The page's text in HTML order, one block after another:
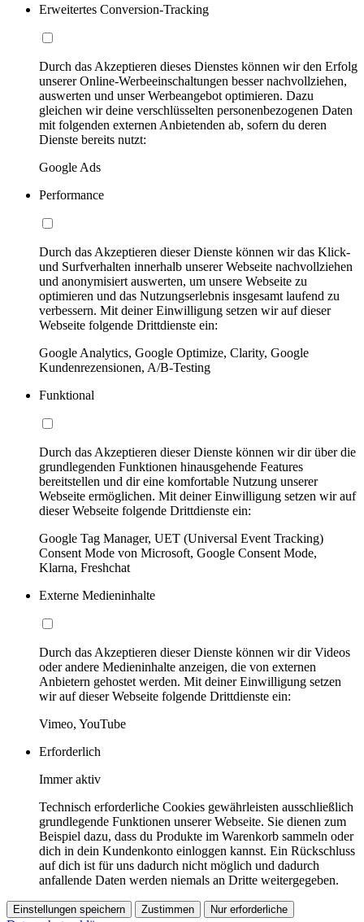
Erweitertes Conversion-Tracking
Durch das Akzeptieren dieses Dienstes können wir den Erfolg
unserer Online-Werbeeinschaltungen besser nachvollziehen,
auswerten und unser Werbeangebot optimieren. Dazu
gleichen wir deine verschlüsselten personenbezogenen Daten
mit folgenden externen Anbietenden ab, sofern du deren
Dienste bereits nutzt:
Google Ads
Performance
Durch das Akzeptieren dieser Dienste können wir das Klick-
und Surfverhalten innerhalb unserer Webseite nachvollziehen
und anonymisiert auswerten, um unsere Webseite zu
optimieren und das Nutzungserlebnis insgesamt laufend zu
verbessern. Mit deiner Einwilligung setzen wir auf dieser
Webseite folgende Drittdienste ein:
Google Analytics, Google Optimize, Clarity, Google
Kundenrezensionen, A/B-Testing
Funktional
Durch das Akzeptieren dieser Dienste können wir dir über die
grundlegenden Funktionen hinausgehende Features
bereitstellen und dir eine komfortable Nutzung unserer
Webseite ermöglichen. Mit deiner Einwilligung setzen wir auf
dieser Webseite folgende Drittdienste ein:
Google Tag Manager, UET (Universal Event Tracking)
Consent Mode von Microsoft, Google Consent Mode,
Klarna, Freshchat
Externe Medieninhalte
Durch das Akzeptieren dieser Dienste können wir dir Videos
oder andere Medieninhalte anzeigen, die von externen
Anbietern gehostet werden. Mit deiner Einwilligung setzen
wir auf dieser Webseite folgende Drittdienste ein:
Vimeo, YouTube
Erforderlich
Immer aktiv
Technisch erforderliche Cookies gewährleisten ausschließlich
grundlegende Funktionen unserer Webseite. Sie dienen zum
Beispiel dazu, dass du Produkte im Warenkorb sammeln oder
dich in dein Kundenkonto einloggen kannst. Ein Rückschluss
auf dich ist für uns dadurch nicht möglich und dadurch
anfallende Daten werden niemals an Dritte weitergegeben.
Einstellungen speichern Zustimmen Nur erforderliche